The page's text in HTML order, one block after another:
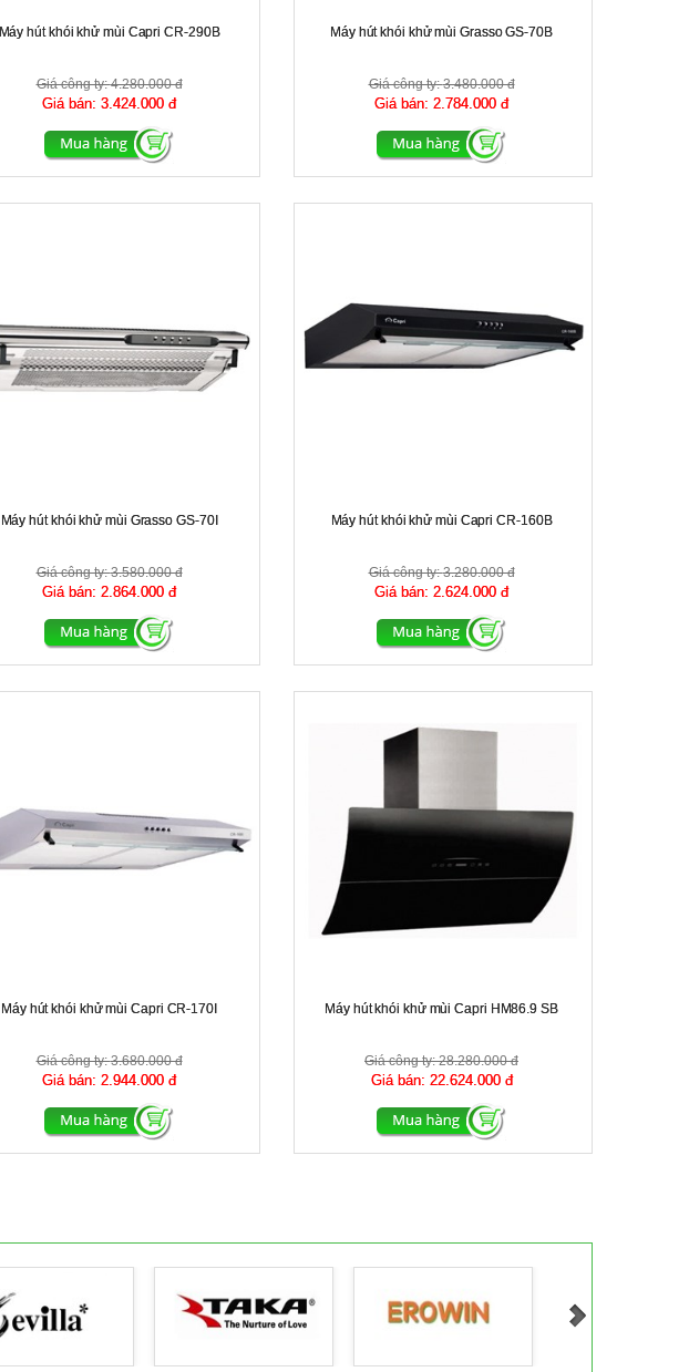
Máy hút khói khử mùi Capri CR-290B
Giá công ty:4.280.000 đ
Giá bán: 3.424.000 đ
Máy hút khói khử mùi Grasso GS-70B
Giá công ty:3.480.000 đ
Giá bán: 2.784.000 đ
Máy hút khói khử mùi Grasso GS-70I
Giá công ty:3.580.000 đ
Giá bán: 2.864.000 đ
Máy hút khói khử mùi Capri CR-160B
Giá công ty:3.280.000 đ
Giá bán: 2.624.000 đ
Máy hút khói khử mùi Capri CR-170I
Giá công ty:3.680.000 đ
Giá bán: 2.944.000 đ
Máy hút khói khử mùi Capri HM86.9 SB
Giá công ty:28.280.000 đ
Giá bán: 22.624.000 đ